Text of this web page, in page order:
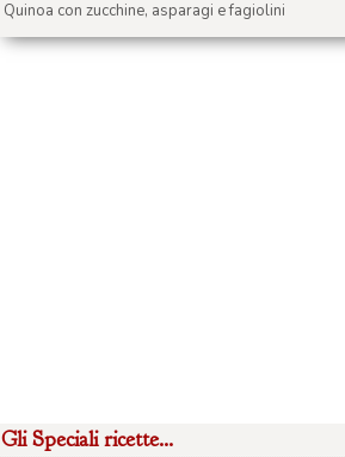
Quinoa con zucchine, asparagi e fagiolini
Gli Speciali ricette...